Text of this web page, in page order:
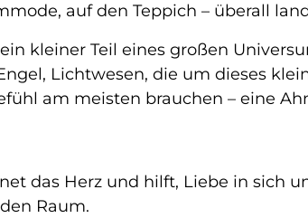
auf den Teppich – überall
kleiner Teil eines großen
Lichtwesen, die um dieses
am meisten brauchen – eine
das Herz und hilft, Liebe in sich
Raum.